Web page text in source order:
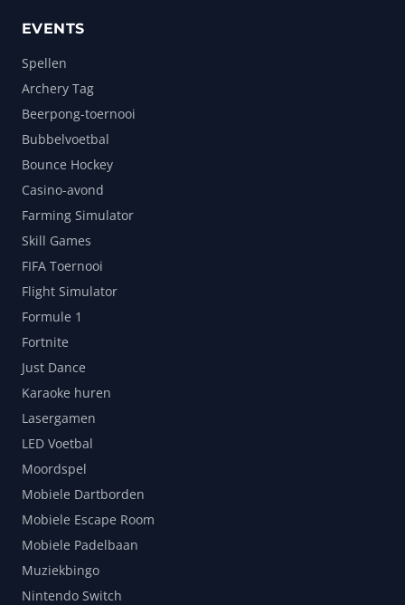
EVENTS
Spellen
Archery Tag
Beerpong-toernooi
Bubbelvoetbal
Bounce Hockey
Casino-avond
Farming Simulator
Skill Games
FIFA Toernooi
Flight Simulator
Formule 1
Fortnite
Just Dance
Karaoke huren
Lasergamen
LED Voetbal
Moordspel
Mobiele Dartborden
Mobiele Escape Room
Mobiele Padelbaan
Muziekbingo
Nintendo Switch